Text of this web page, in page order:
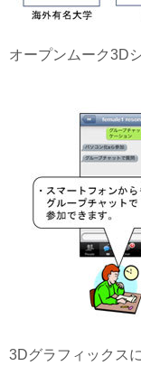
オープンムーク3D
3Dグラフィックス